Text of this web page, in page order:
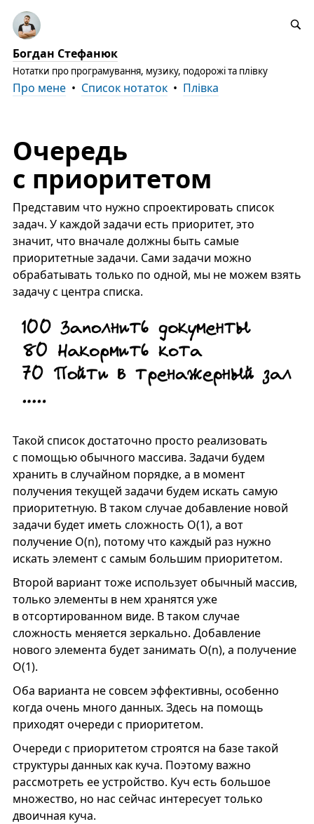
Богдан Стефанюк
Нотатки про програмування, музику, подорожі та плівку
Про мене• Список нотаток• Плівка
Очередь
с приоритетом
Представим что нужно спроектировать список
задач. У каждой задачи есть приоритет, это
значит, что вначале должны быть самые
приоритетные задачи. Сами задачи можно
обрабатывать только по одной, мы не можем взять
задачу с центра списка.
Такой список достаточно просто реализовать
с помощью обычного массива. Задачи будем
хранить в случайном порядке, а в момент
получения текущей задачи будем искать самую
приоритетную. В таком случае добавление новой
задачи будет иметь сложность O(1), а вот
получение O(n), потому что каждый раз нужно
искать элемент с самым большим приоритетом.
Второй вариант тоже использует обычный массив,
только элементы в нем хранятся уже
в отсортированном виде. В таком случае
сложность меняется зеркально. Добавление
нового элемента будет занимать O(n), а получение
O(1).
Оба варианта не совсем эффективны, особенно
когда очень много данных. Здесь на помощь
приходят очереди с приоритетом.
Очереди с приоритетом строятся на базе такой
структуры данных как куча. Поэтому важно
рассмотреть ее устройство. Куч есть большое
множество, но нас сейчас интересует только
двоичная куча.